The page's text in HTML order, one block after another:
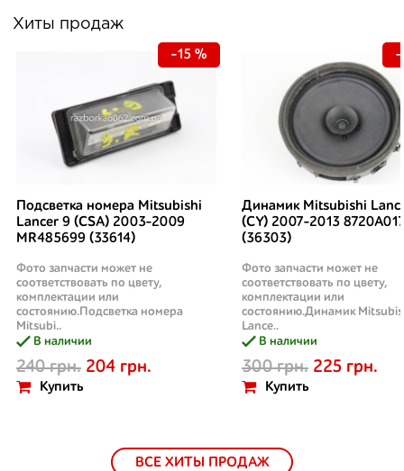
Хиты продаж
Подсветка номера Mitsubishi
Lancer 9 (CSA) 2003-2009
MR485699 (33614)
Фото запчасти может не
соответствовать по цвету,
комплектации или
состоянию.Подсветка номера
Mitsubi..
В наличии
240 грн. 204 грн.
Купить
-15 %
Динамик Mitsubishi
(CY) 2007-2013
(36303)
Фото запчасти может не
соответствовать по цвету,
комплектации или
состоянию.Динамик
Lance..
В наличии
300 грн. 225 грн.
Купить
-
ВСЕ ХИТЫ ПРОДАЖ